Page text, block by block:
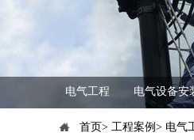
电气工程 电气设备安
首页> 工程案例> 电气